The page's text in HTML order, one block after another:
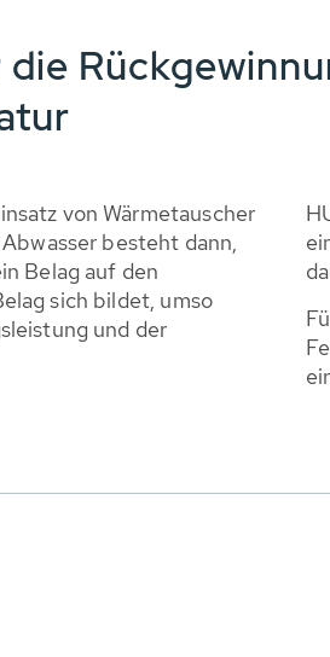
von Wärmetauscher
besteht dann,
Belag auf den
sich bildet, umso
und der